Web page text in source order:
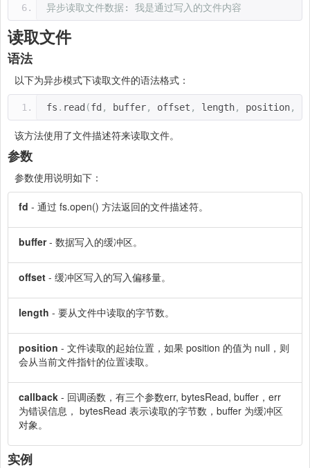
异步读取文件数据:
我是通过写入的文件内容
读取文件
语法
以下为异步模式下读取文件的语法格式：
fs . read (fd , buffer, offset , length, position,
该方法使用了文件描述符来读取文件。
参数
参数使用说明如下：
fd - 通过 fs.open() 方法返回的文件描述符。
buffer- 数据写入的缓冲区。
offset - 缓冲区写入的写入偏移量。
length - 要从文件中读取的字节数。
position - 文件读取的起始位置，如果 position 的值为 null，则
会从当前文件指针的位置读取。
callback - 回调函数，有三个参数err, bytesRead, buffer，err
为错误信息， bytesRead 表示读取的字节数，buffer 为缓冲区
对象。
实例